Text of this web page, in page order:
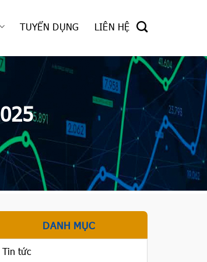
TUYỂN DỤNG LIÊN HỆ
DANH MỤC
Tin tức